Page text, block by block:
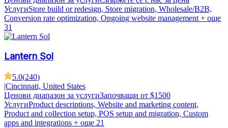
УслугиStore build or redesign, Store migration, Wholesale/B2B,
Conversion rate optimization, Ongoing website management + още
31
Lantern Sol
5.0(240)
|Cincinnati, United States
Ценови диапазон за услугиЗапочващи от $1500
УслугиProduct descriptions, Website and marketing content,
Product and collection setup, POS setup and migration, Custom
apps and integrations + още 21